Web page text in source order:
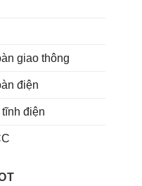
giao thông
điện
điện